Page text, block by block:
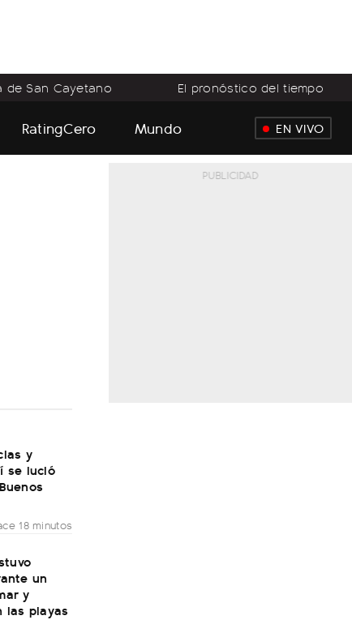
de San Cayetano El pronóstico del tiempo
RatingCero Mundo EN VIVO
y
se lució
18 minutos
un
y
las playas